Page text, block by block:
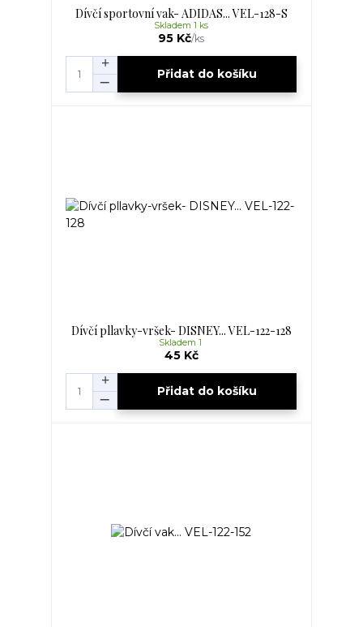
Dívčí sportovní vak- ADIDAS... VEL-128-S
95 Kč/ks
Skladem 1 ks
Přidat do košíku
Dívčí pllavky-vršek- DISNEY... VEL-122-128
45 Kč
Skladem 1
Přidat do košíku